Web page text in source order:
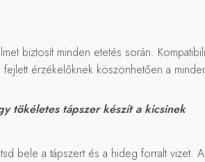
biztosít minden etetés során.
érzékelőknek köszönhetően a
tökéletes tápszer készít a kicsinek
bele a tápszert és a hideg forralt vizet.